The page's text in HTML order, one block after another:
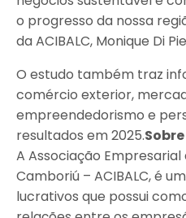
o progresso da nossa
da ACIBALC, Monique Di
O estudo também traz
comércio exterior,
empreendedorismo e
resultados em 2025.
A Associação
Camboriú – ACIBALC, é
lucrativos que possui